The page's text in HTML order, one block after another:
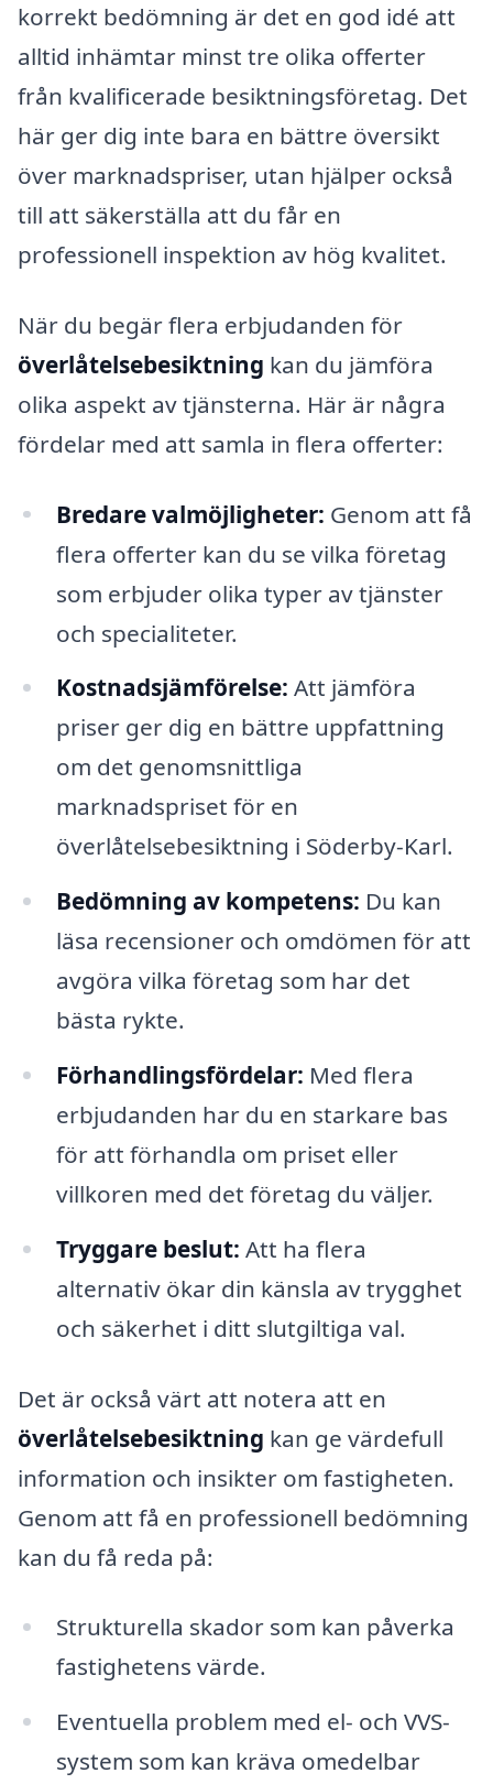
korrekt bedömning är det en god idé att
alltid inhämtar minst tre olika offerter
från kvalificerade besiktningsföretag. Det
här ger dig inte bara en bättre översikt
över marknadspriser, utan hjälper också
till att säkerställa att du får en
professionell inspektion av hög kvalitet.
När du begär flera erbjudanden för
överlåtelsebesiktning kan du jämföra
olika aspekt av tjänsterna. Här är några
fördelar med att samla in flera offerter:
Bredare valmöjligheter: Genom att få
flera offerter kan du se vilka företag
som erbjuder olika typer av tjänster
och specialiteter.
Kostnadsjämförelse: Att jämföra
priser ger dig en bättre uppfattning
om det genomsnittliga
marknadspriset för en
överlåtelsebesiktning i Söderby-Karl.
Bedömning av kompetens: Du kan
läsa recensioner och omdömen för att
avgöra vilka företag som har det
bästa rykte.
Förhandlingsfördelar: Med flera
erbjudanden har du en starkare bas
för att förhandla om priset eller
villkoren med det företag du väljer.
Tryggare beslut: Att ha flera
alternativ ökar din känsla av trygghet
och säkerhet i ditt slutgiltiga val.
Det är också värt att notera att en
överlåtelsebesiktning kan ge värdefull
information och insikter om fastigheten.
Genom att få en professionell bedömning
kan du få reda på:
Strukturella skador som kan påverka
fastighetens värde.
Eventuella problem med el- och VVS-
system som kan kräva omedelbar